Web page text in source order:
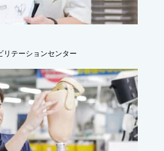
テーションセンター